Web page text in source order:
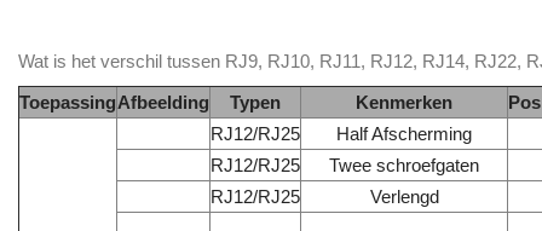
Wat is het verschil tussen RJ9, RJ10, RJ11, RJ12, RJ14, RJ22,
ToepassingAfbeelding Typen Kenmerken
RJ12/RJ25
Half Afscherming
RJ12/RJ25
Twee schroefgaten
RJ12/RJ25
Verlengd